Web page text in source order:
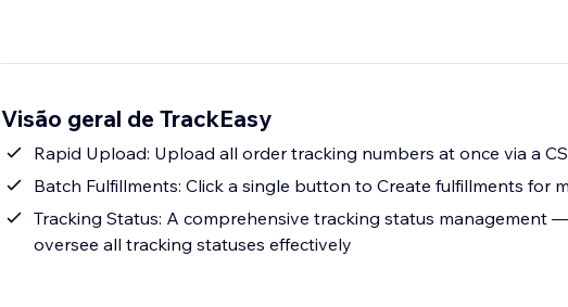
Visão geral de TrackEasy
Rapid Upload: Upload all order tracking numbers at once via a
Batch Fulfillments: Click a single button to Create fulfillments for
Tracking Status: A comprehensive tracking status management
oversee all tracking statuses effectively